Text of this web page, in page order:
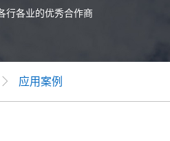
行各业的优秀合作商
 应用案例